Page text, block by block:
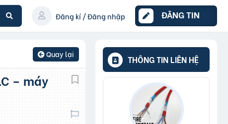
Đăng kí / Đăng nhập ĐĂNG TIN
Quay lại THÔNG TIN LIÊN HỆ